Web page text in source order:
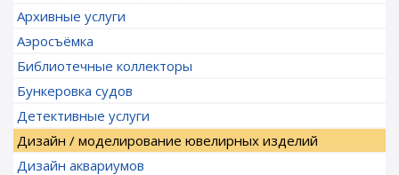
Архивные услуги
Аэросъёмка
Библиотечные коллекторы
Бункеровка судов
Детективные услуги
Дизайн / моделирование ювелирных изделий
Дизайн аквариумов